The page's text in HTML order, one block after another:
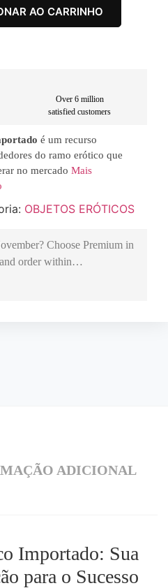
AO CARRINHO
Over 6 million
satisfied customers
é um recurso
do ramo erótico que
no mercado Mais
OBJETOS ERÓTICOS
? Choose Premiumin
order within…
ADICIONAL
Importado: Sua
para o Sucesso